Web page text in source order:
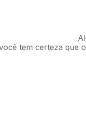
tem certeza que